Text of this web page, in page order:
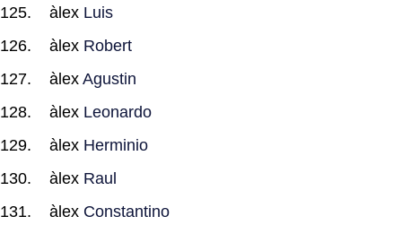
àlex Luis
àlex Robert
àlex Agustin
àlex Leonardo
àlex Herminio
àlex Raul
àlex Constantino